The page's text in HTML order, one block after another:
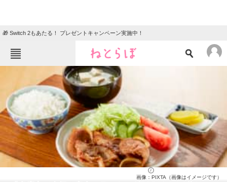
🎁 Switch 2もあたる！ プレゼントキャンペーン実施中！
ねとらぼメニュー
ニュース
エンタメ クイズ
グルメ 地域
住まい 教育・育児
動物 リサーチ
画像：PIXTA（画像はイメージです）